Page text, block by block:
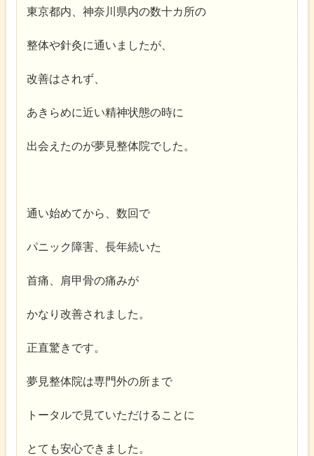
東京都内、神奈川県内の数十カ所の
整体や針灸に通いましたが、
改善はされず、
あきらめに近い精神状態の時に
出会えたのが夢見整体院でした。
通い始めてから、数回で
パニック障害、長年続いた
首痛、肩甲骨の痛みが
かなり改善されました。
正直驚きです。
夢見整体院は専門外の所まで
トータルで見ていただけることに
とても安心できました。